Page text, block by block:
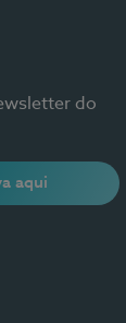
do
aqui